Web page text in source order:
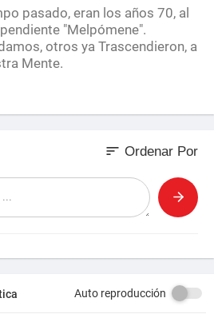
pasado, eran los años 70, al
"Melpómene".
otros ya Trascendieron, a
Mente.
sort Ordenar Por
Auto reproducción